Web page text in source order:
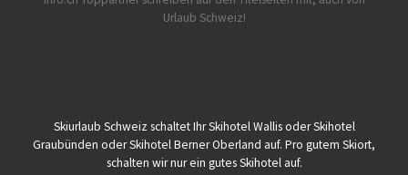
Urlaub Schweiz!
Skiurlaub Schweiz schaltet Ihr Skihotel Wallis oder Skihotel
Graubünden oder Skihotel Berner Oberland auf. Pro gutem Skiort,
schalten wir nur ein gutes Skihotel auf.